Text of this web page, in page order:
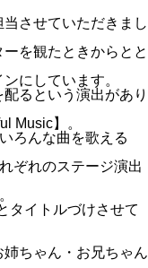
させていただきまし
を観たときからとと
にしています。
るという演出があり
Music】。
ろんな曲を歌える
ぞれのステージ演出
タイトルづけさせて
ちゃん・お兄ちゃん